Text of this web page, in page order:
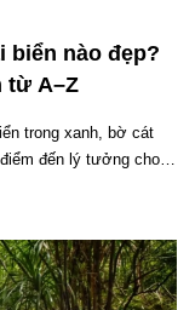
biển nào đẹp?
từ A–Z
trong xanh, bờ cát
đến lý tưởng cho
bãi biển nổi bật và
vẹn chuyến đi.